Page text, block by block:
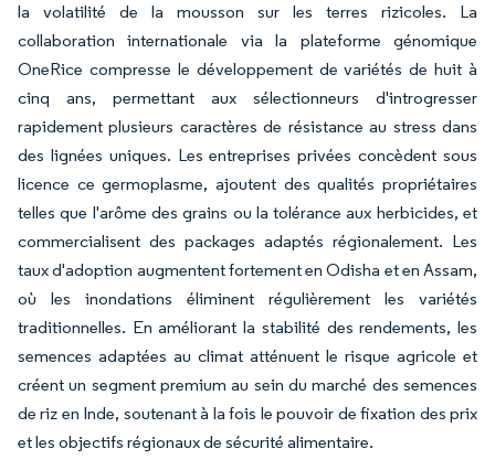
la volatilité de la mousson sur les terres rizicoles. La
collaboration internationale via la plateforme génomique
OneRice compresse le développement de variétés de huit à
cinq ans, permettant aux sélectionneurs d'introgresser
rapidement plusieurs caractères de résistance au stress dans
des lignées uniques. Les entreprises privées concèdent sous
licence ce germoplasme, ajoutent des qualités propriétaires
telles que l'arôme des grains ou la tolérance aux herbicides, et
commercialisent des packages adaptés régionalement. Les
taux d'adoption augmentent fortement en Odisha et en Assam,
où les inondations éliminent régulièrement les variétés
traditionnelles. En améliorant la stabilité des rendements, les
semences adaptées au climat atténuent le risque agricole et
créent un segment premium au sein du marché des semences
de riz en Inde, soutenant à la fois le pouvoir de fixation des prix
et les objectifs régionaux de sécurité alimentaire.